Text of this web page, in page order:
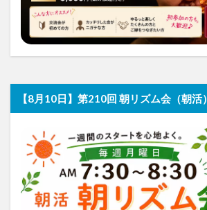
【8月10日】第210回 朝リズム会（朝活）